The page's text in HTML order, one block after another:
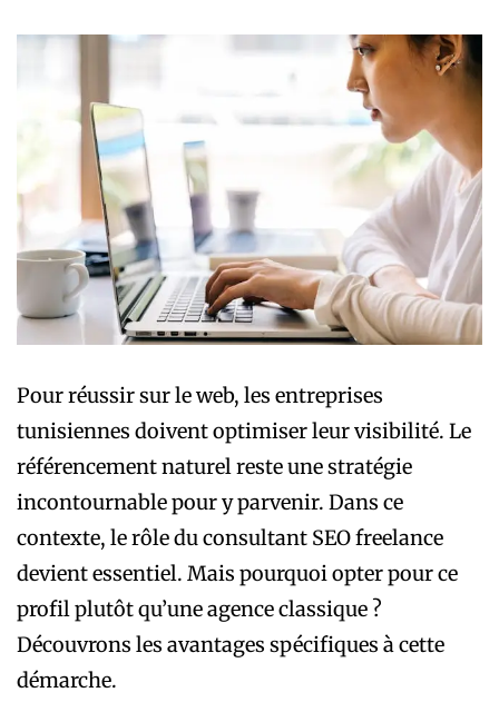
Pour réussir sur le web, les entreprises
tunisiennes doivent optimiser leur visibilité. Le
référencement naturel reste une stratégie
incontournable pour y parvenir. Dans ce
contexte, le rôle du consultant SEO freelance
devient essentiel. Mais pourquoi opter pour ce
profil plutôt qu’une agence classique ?
Découvrons les avantages spécifiques à cette
démarche.